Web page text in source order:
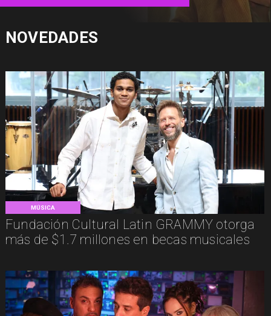
MÚSICA
Fundación Cultural Latin GRAMMY otorga
más de $1.7 millones en becas musicales
NOVEDADES